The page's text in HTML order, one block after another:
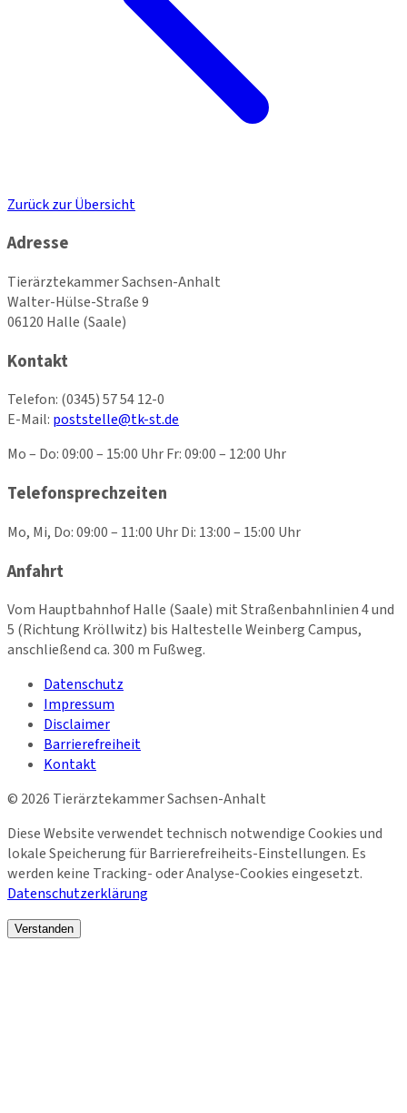
Zurück zur Übersicht
Adresse
Tierärztekammer Sachsen-Anhalt
Walter-Hülse-Straße 9
06120 Halle (Saale)
Kontakt
Telefon: (0345) 57 54 12-0
E-Mail: poststelle@tk-st.de
Mo – Do: 09:00 – 15:00 Uhr Fr: 09:00 – 12:00 Uhr
Telefonsprechzeiten
Mo, Mi, Do: 09:00 – 11:00 Uhr Di: 13:00 – 15:00 Uhr
Anfahrt
Vom Hauptbahnhof Halle (Saale) mit Straßenbahnlinien 4 und
5 (Richtung Kröllwitz) bis Haltestelle Weinberg Campus,
anschließend ca. 300 m Fußweg.
Datenschutz
Impressum
Disclaimer
Barrierefreiheit
Kontakt
© 2026 Tierärztekammer Sachsen-Anhalt
Diese Website verwendet technisch notwendige Cookies und
lokale Speicherung für Barrierefreiheits-Einstellungen. Es
werden keine Tracking- oder Analyse-Cookies eingesetzt.
Datenschutzerklärung
Verstanden